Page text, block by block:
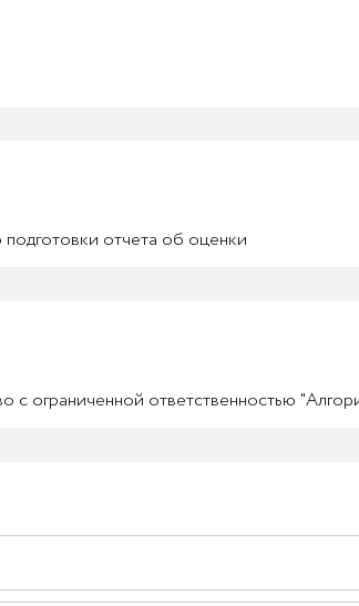
отчета об оценки
с ограниченной ответственностью